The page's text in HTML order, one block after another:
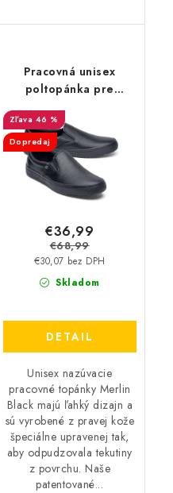
Pracovná unisex
poltopánka pre
čašníkov SFC - Merlin
Black 42224 -
DOPREDAJ
46 %
Dopredaj
Skladom
€30,07 bez DPH
€36,99
€68,99
DETAIL
Unisex nazúvacie
pracovné topánky Merlin
Black majú ľahký dizajn a
sú vyrobené z pravej kože
špeciálne upravenej tak,
aby odpudzovala tekutiny
z povrchu. Naše
patentované...